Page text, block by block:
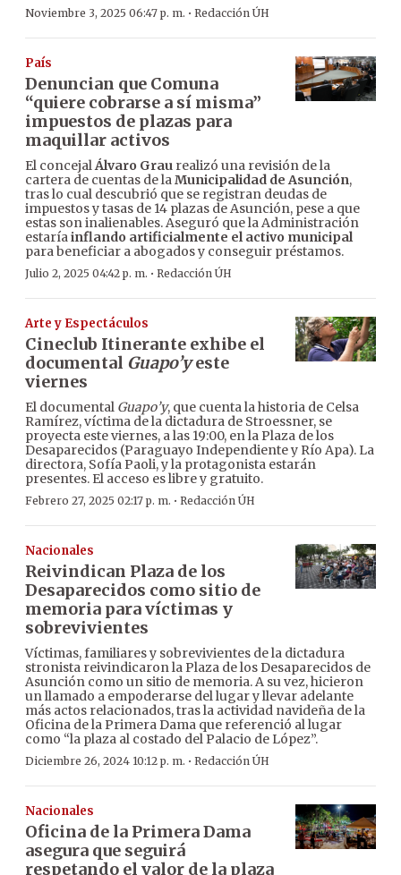
Noviembre 3, 2025 06:47 p. m. · Redacción ÚH
País
Denuncian que Comuna
“quiere cobrarse a sí misma”
impuestos de plazas para
maquillar activos
El concejalÁlvaro Grau realizó una revisión de la
cartera de cuentas de laMunicipalidad de Asunción,
tras lo cual descubrió que se registran deudas de
impuestos y tasas de 14 plazas de Asunción, pese a que
estas son inalienables. Aseguró que la Administración
estaríainflando artificialmente el activo municipal
para beneficiar a abogados y conseguir préstamos.
Julio 2, 2025 04:42 p. m. · Redacción ÚH
Arte y Espectáculos
Cineclub Itinerante exhibe el
documental Guapo’yeste
viernes
El documental Guapo’y, que cuenta la historia de Celsa
Ramírez, víctima de la dictadura de Stroessner, se
proyecta este viernes, a las 19:00, en la Plaza de los
Desaparecidos (Paraguayo Independiente y Río Apa). La
directora, Sofía Paoli, y la protagonista estarán
presentes. El acceso es libre y gratuito.
Febrero 27, 2025 02:17 p. m. · Redacción ÚH
Nacionales
Reivindican Plaza de los
Desaparecidos como sitio de
memoria para víctimas y
sobrevivientes
Víctimas, familiares y sobrevivientes de la dictadura
stronista reivindicaron la Plaza de los Desaparecidos de
Asunción como un sitio de memoria. A su vez, hicieron
un llamado a empoderarse del lugar y llevar adelante
más actos relacionados, tras la actividad navideña de la
Oficina de la Primera Dama que referenció al lugar
como “la plaza al costado del Palacio de López”.
Diciembre 26, 2024 10:12 p. m. · Redacción ÚH
Nacionales
Oficina de la Primera Dama
asegura que seguirá
respetando el valor de la plaza